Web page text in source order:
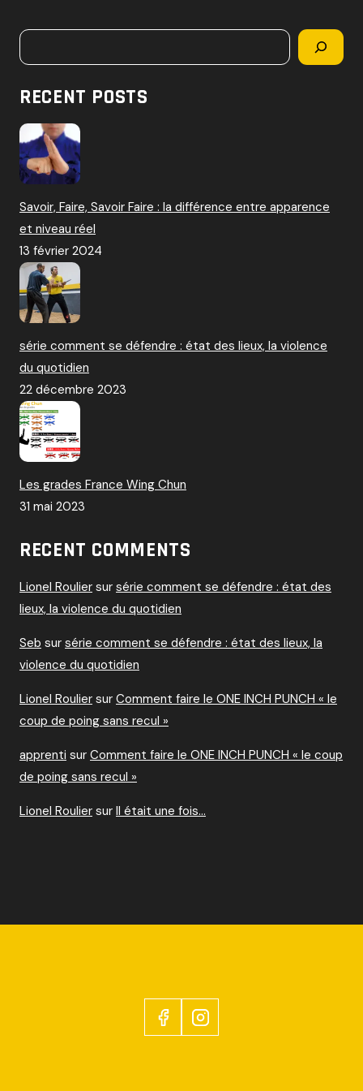
r
Rechercher
RECENT POSTS
Savoir, Faire, Savoir Faire : la différence entre apparence
et niveau réel
13 février 2024
série comment se défendre : état des lieux, la violence
du quotidien
22 décembre 2023
Les grades France Wing Chun
31 mai 2023
RECENT COMMENTS
Lionel Roulier sur série comment se défendre : état des
lieux, la violence du quotidien
Seb sur série comment se défendre : état des lieux, la
violence du quotidien
Lionel Roulier sur Comment faire le ONE INCH PUNCH « le
coup de poing sans recul »
apprenti sur Comment faire le ONE INCH PUNCH « le coup
de poing sans recul »
Lionel Roulier sur Il était une fois…